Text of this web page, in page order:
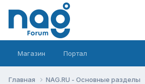
Магазин Портал
Главная NAG.RU - Основные разделы